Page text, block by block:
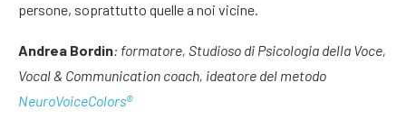
persone, soprattutto quelle a noi vicine.
Andrea Bordin: formatore, Studioso di Psicologia della Voce,
Vocal & Communication coach, ideatore del metodo
NeuroVoiceColors®